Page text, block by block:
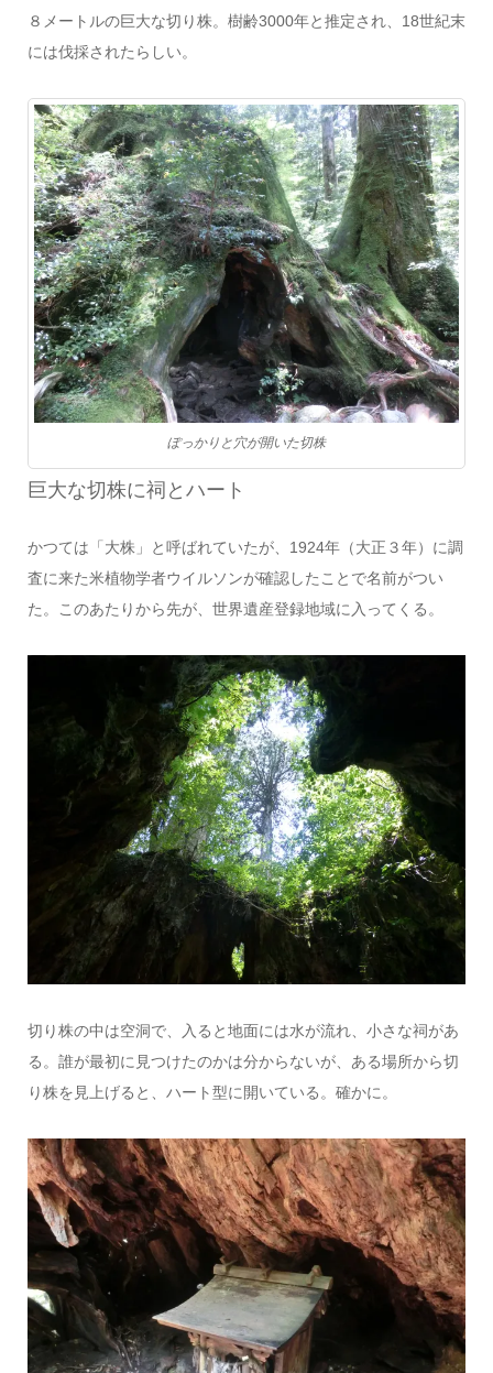
８メートルの巨大な切り株。樹齢3000年と推定され、18世紀末
には伐採されたらしい。
ぽっかりと穴が開いた切株
巨大な切株に祠とハート
かつては「大株」と呼ばれていたが、1924年（大正３年）に調
査に来た米植物学者ウイルソンが確認したことで名前がつい
た。このあたりから先が、世界遺産登録地域に入ってくる。
切り株の中は空洞で、入ると地面には水が流れ、小さな祠があ
る。誰が最初に見つけたのかは分からないが、ある場所から切
り株を見上げると、ハート型に開いている。確かに。